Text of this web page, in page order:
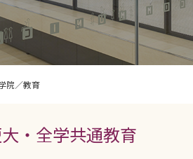
院／教育
・全学共通教育